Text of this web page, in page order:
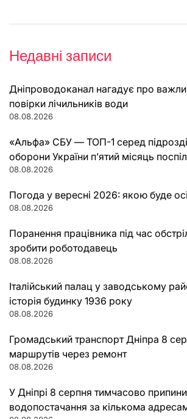
Недавні записи
Дніпроводоканал нагадує про
повірки лічильників води
08.08.2026
«Альфа» СБУ — ТОП-1 серед
оборони України п’ятий місяць
08.08.2026
Погода у вересні 2026: якою буде
08.08.2026
Поранення працівника під час
зробити роботодавець
08.08.2026
Італійський палац у заводському
історія будинку 1936 року
08.08.2026
Громадський транспорт Дніпра 8
маршрутів через ремонт
08.08.2026
У Дніпрі 8 серпня тимчасово
водопостачання за кількома